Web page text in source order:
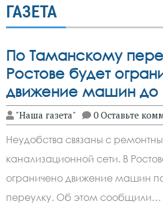
ГАЗЕТА
По Таманскому
Ростове будет
движение машин до
"Наша газета" 0 Оставьте
Неудобства связаны с
канализационной сети. В
ограничено движение машин
переулку. Об этом сообщили…